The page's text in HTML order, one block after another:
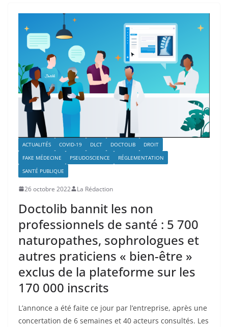
ACTUALITÉS COVID-19 DLCT DOCTOLIB
DROIT
FAKE MÉDECINE
PSEUDOSCIENCE
RÉGLEMENTATION
SANTÉ PUBLIQUE
26 octobre 2022 La Rédaction
Doctolib bannit les non
professionnels de santé : 5 700
naturopathes, sophrologues et
autres praticiens « bien-être »
exclus de la plateforme sur les
170 000 inscrits
L’annonce a été faite ce jour par l’entreprise, après une
concertation de 6 semaines et 40 acteurs consultés. Les